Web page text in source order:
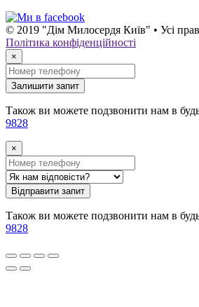
© 2019 "Дім Милосердя Київ" • Усі
Політика конфіденційності
×
Залишити запит
Також ви можете подзвонити нам в
9828
×
Відправити запит
Також ви можете подзвонити нам в
9828